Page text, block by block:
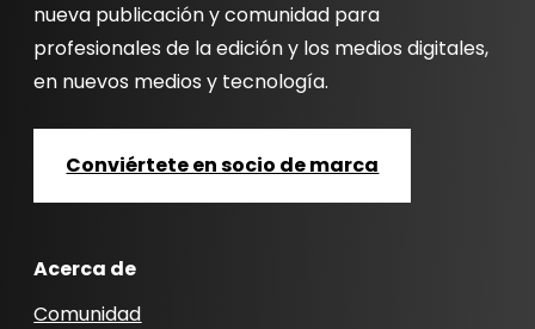
nueva publicación y comunidad para
profesionales de la edición y los medios digitales,
en nuevos medios y tecnología.
Conviértete en socio de marca
Acerca de
Comunidad